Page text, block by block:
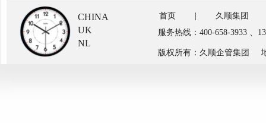
CHINA
UK
NL
首页
久顺集团
服务热线：400-658-3933
版权所有：久顺企管集团